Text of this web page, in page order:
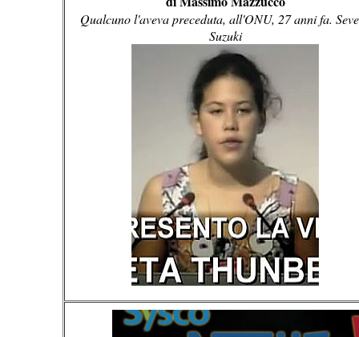
Qualcuno l'aveva preceduta, all'ONU, 27 anni fa.
Suzuki